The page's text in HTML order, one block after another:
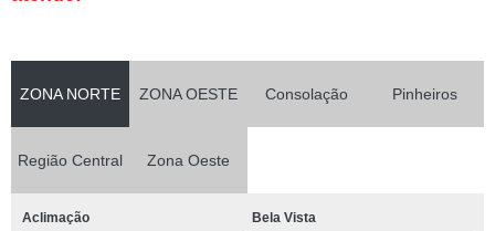
ZONA NORTE ZONA OESTE Consolação Pinheiros
Região Central Zona Oeste
Aclimação Bela Vista